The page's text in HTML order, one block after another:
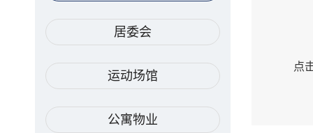
居委会
运动场馆
公寓物业
点